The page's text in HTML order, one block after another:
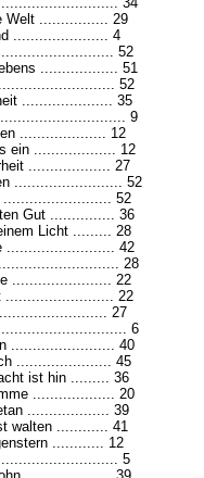
Welt ................ 29
...................... 4
52
.................. 51
52
..................... 35
9
.................... 12
ein ................... 12
................... 27
......................... 52
......................... 52
Gut ............... 36
Licht ......... 28
......................... 42
28
....................... 22
......................... 22
27
6
........................ 40
...................... 45
ist hin ......... 36
................... 20
................... 39
walten ............ 41
............ 12
........................... 5